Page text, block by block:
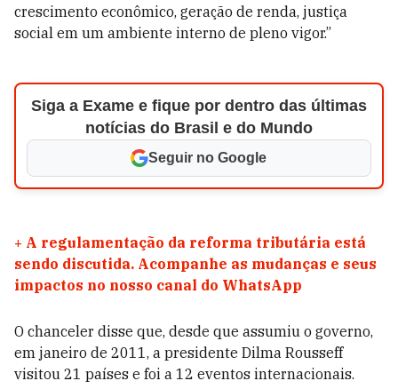
crescimento econômico, geração de renda, justiça
social em um ambiente interno de pleno vigor.”
Siga a Exame e fique por dentro das últimas
notícias do Brasil e do Mundo
Seguir no Google
+ A regulamentação da reforma tributária está
sendo discutida. Acompanhe as mudanças e seus
impactos no nosso canal do WhatsApp
O chanceler disse que, desde que assumiu o governo,
em janeiro de 2011, a presidente Dilma Rousseff
visitou 21 países e foi a 12 eventos internacionais.